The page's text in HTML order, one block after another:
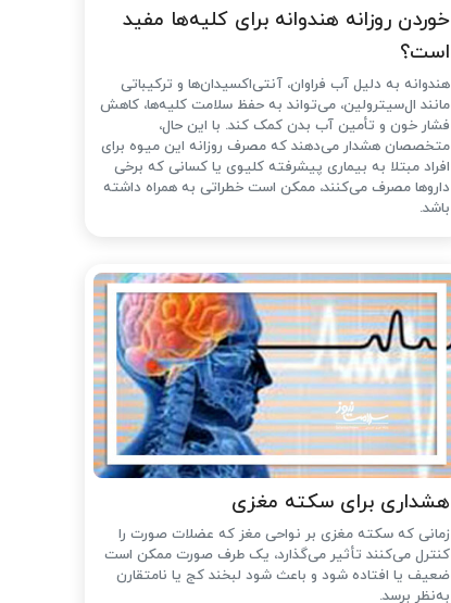
خوردن روزانه هندوانه برای کلیه‌ها مفید
است؟
هندوانه به دلیل آب فراوان، آنتی‌اکسیدان‌ها و ترکیباتی
مانند ال‌سیترولین، می‌تواند به حفظ سلامت کلیه‌ها، کاهش
فشار خون و تأمین آب بدن کمک کند. با این حال،
متخصصان هشدار می‌دهند که مصرف روزانه این میوه برای
افراد مبتلا به بیماری پیشرفته کلیوی یا کسانی که برخی
داروها مصرف می‌کنند، ممکن است خطراتی به همراه داشته
باشد.
هشداری برای سکته مغزی
زمانی که سکته مغزی بر نواحی مغز که عضلات صورت را
کنترل می‌کنند تأثیر می‌گذارد، یک طرف صورت ممکن است
ضعیف یا افتاده شود و باعث شود لبخند کج یا نامتقارن
به‌نظر برسد.